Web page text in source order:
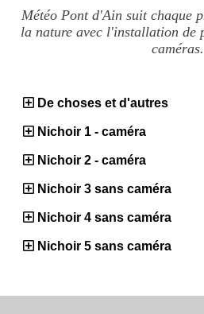
Météo Pont d'Ain suit chaque
la nature avec l'installation de
caméras.
De choses et d'autres
Nichoir 1 - caméra
Nichoir 2 - caméra
Nichoir 3 sans caméra
Nichoir 4 sans caméra
Nichoir 5 sans caméra